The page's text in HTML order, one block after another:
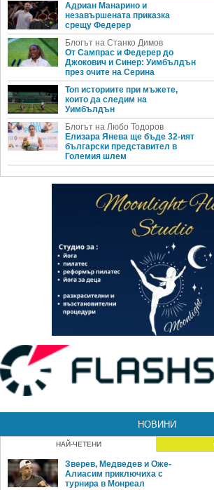
Адриан Манарино и
незавършената приказка
срещу Федерер
Блогът на Станко Димов
От Сампрас и Федерер до
Джокович и Синер: Уимбълдън
през очите на Серина
Топ историите при мъжете,
които да следим на
Уимбълдън
Блогът на Любо Тодоров
Елизара Янева ще бъде 32-ият
български представител в
Големия шлем
НОВИНИ
НАЙ-ЧЕТЕНИ
Зверев, Медведев и Оже-
Алиасим приключиха с
турнира в Монреал